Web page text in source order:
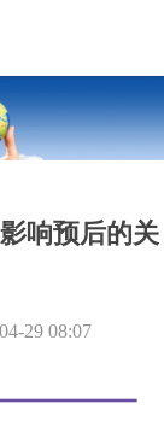
响预后的关
29 08:07